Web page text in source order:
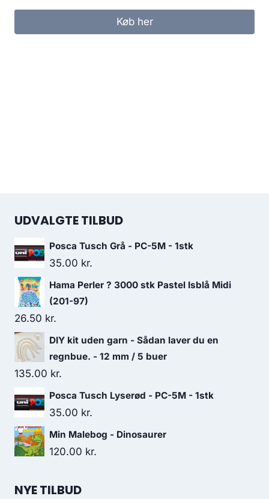
Køb her
UDVALGTE TILBUD
Posca Tusch Grå - PC-5M - 1stk
35.00 kr.
Hama Perler ? 3000 stk Pastel Isblå Midi
(201-97)
26.50 kr.
DIY kit uden garn - Sådan laver du en
regnbue. - 12 mm / 5 buer
135.00 kr.
Posca Tusch Lyserød - PC-5M - 1stk
35.00 kr.
Min Malebog - Dinosaurer
120.00 kr.
NYE TILBUD